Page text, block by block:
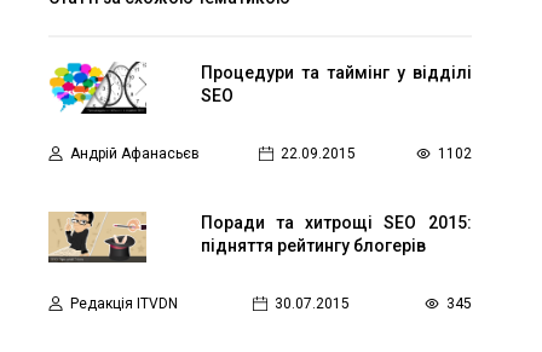
Процедури та таймінг у відділі
SEO
Андрій Афанасьєв 22.09.2015 1102
Поради та хитрощі SEO 2015:
підняття рейтингу блогерів
Редакція ITVDN 30.07.2015 345